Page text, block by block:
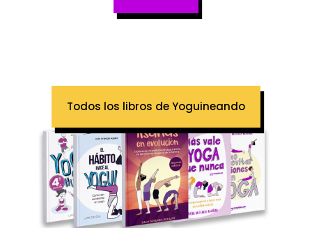
Todos los libros de Yoguineando